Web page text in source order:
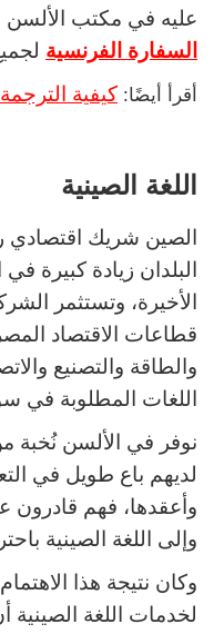
عليه في مكتب
السفارة الفرنسية
أقرأ أيضًا: كيفية
اللغة الصينية
الصين شريك
البلدان زيادة كبيرة
الأخيرة، وتستثمر
قطاعات الاقتصاد
والطاقة والتصنيع
اللغات المطلوبة في
نوفر في الألسن نُخبة
لديهم باع طويل في
وأعقدها، فهم
وإلى اللغة الصينية
وكان نتيجة هذا
لخدمات اللغة الصينية